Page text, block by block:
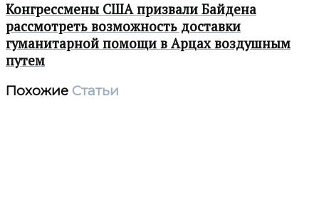
Конгрессмены США призвали Байдена
рассмотреть возможность доставки
гуманитарной помощи в Арцах воздушным
путем
Похожие Статьи